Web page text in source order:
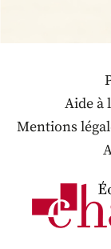
Aide à
Mentions